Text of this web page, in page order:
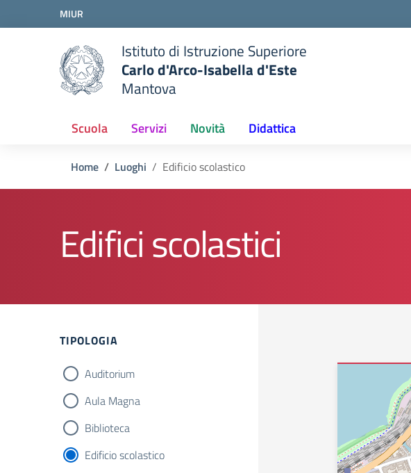
Vai ai contenuti
Vai al menu di navigazione
Vai al footer
MIUR
Istituto di Istruzione Superiore
Carlo d'Arco-Isabella d'Este
Mantova
Scuola Servizi Novità Didattica
Home Luoghi Edificio scolastico
Edifici scolastici
TIPOLOGIA
Auditorium
Aula Magna
Biblioteca
Edificio scolastico